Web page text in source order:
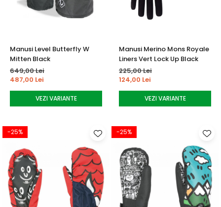
Manusi Level Butterfly W
Mitten Black
649,00 Lei
487,00 Lei
VEZI VARIANTE
Manusi Merino Mons Royale
Liners Vert Lock Up Black
225,00 Lei
124,00 Lei
VEZI VARIANTE
-25% -25%